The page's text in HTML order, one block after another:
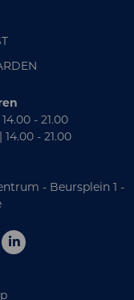
- 21.00
- 21.00
- Beursplein 1 -